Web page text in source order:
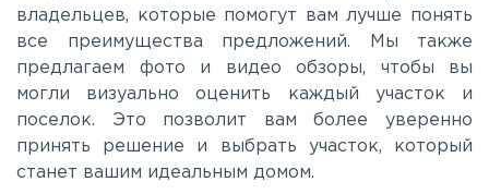
Новорижское
Новорязанское
Носовихинское
владельцев, которые помогут вам лучше понять
все преимущества предложений. Мы также
предлагаем фото и видео обзоры, чтобы вы
могли визуально оценить каждый участок и
поселок. Это позволит вам более уверенно
принять решение и выбрать участок, который
станет вашим идеальным домом.